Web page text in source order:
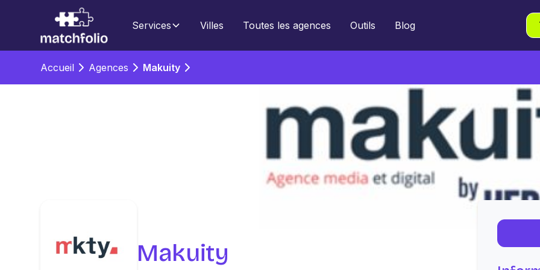
Services Villes Toutes les agences Outils Blog
Accueil Agences Makuity
Makuity